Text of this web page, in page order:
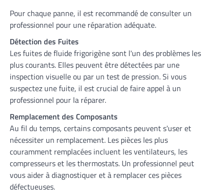
Pour chaque panne, il est recommandé de consulter un
professionnel pour une réparation adéquate.
Détection des Fuites
Les fuites de fluide frigorigène sont l'un des problèmes les
plus courants. Elles peuvent être détectées par une
inspection visuelle ou par un test de pression. Si vous
suspectez une fuite, il est crucial de faire appel à un
professionnel pour la réparer.
Remplacement des Composants
Au fil du temps, certains composants peuvent s'user et
nécessiter un remplacement. Les pièces les plus
couramment remplacées incluent les ventilateurs, les
compresseurs et les thermostats. Un professionnel peut
vous aider à diagnostiquer et à remplacer ces pièces
défectueuses.